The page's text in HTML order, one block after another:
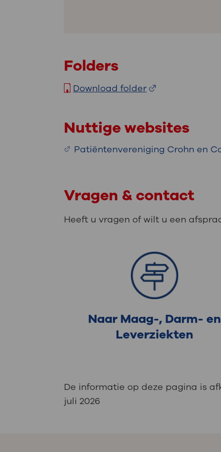
Folders
Download folder
Nuttige websites
Patiëntenvereniging Crohn en
Vragen & contact
Heeft u vragen of wilt u een
Naar Maag-, Darm- en
Leverziekten
De informatie op deze pagina is
juli 2026